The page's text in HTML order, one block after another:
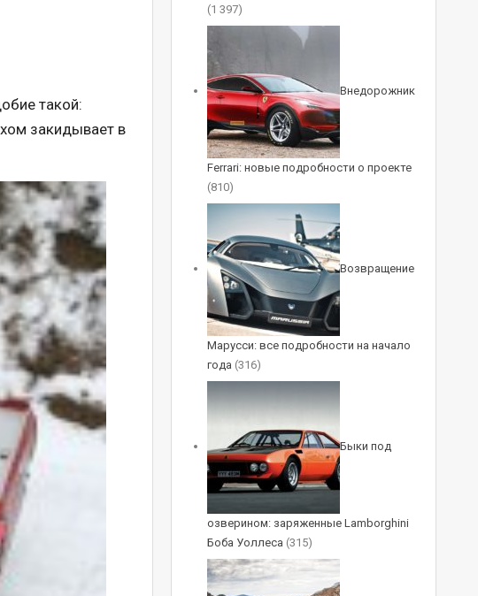
такой:
закидывает в
(1 397)
Внедорожник
Ferrari: новые подробности о проекте
(810)
Возвращение
Марусси: все подробности на начало
года (316)
Быки под
озверином: заряженные Lamborghini
Боба Уоллеса (315)